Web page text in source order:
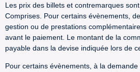
Les prix des billets et contremarques
Comprises. Pour certains évènements,
gestion ou de prestations
avant le paiement. Le montant de la
payable dans la devise indiquée lors de
Pour certains évènements, à la